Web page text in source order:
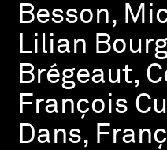
Besson,
Lilian
Brégeaut,
François
Dans,